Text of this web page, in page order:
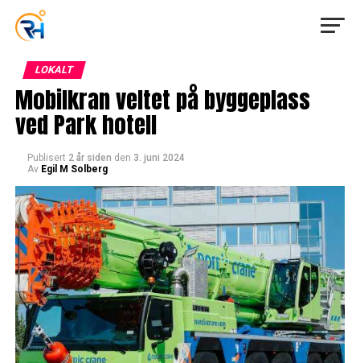
LOKALT
Mobilkran veltet på byggeplass
ved Park hotell
Publisert 2 år siden den 3. juni 2024
Av Egil M Solberg